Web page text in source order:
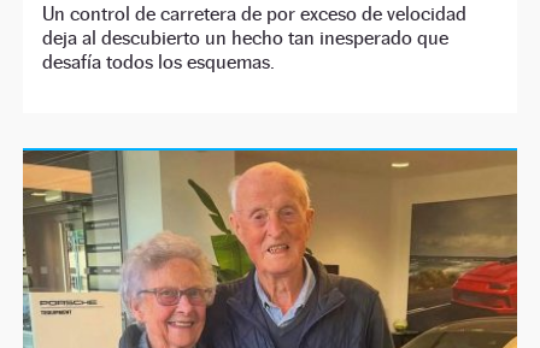
Un control de carretera de por exceso de velocidad
deja al descubierto un hecho tan inesperado que
desafía todos los esquemas.